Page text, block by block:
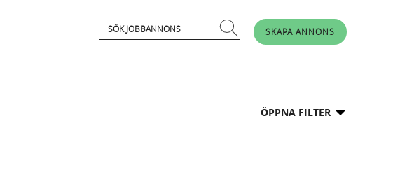
SKAPA ANNONS
ÖPPNA FILTER